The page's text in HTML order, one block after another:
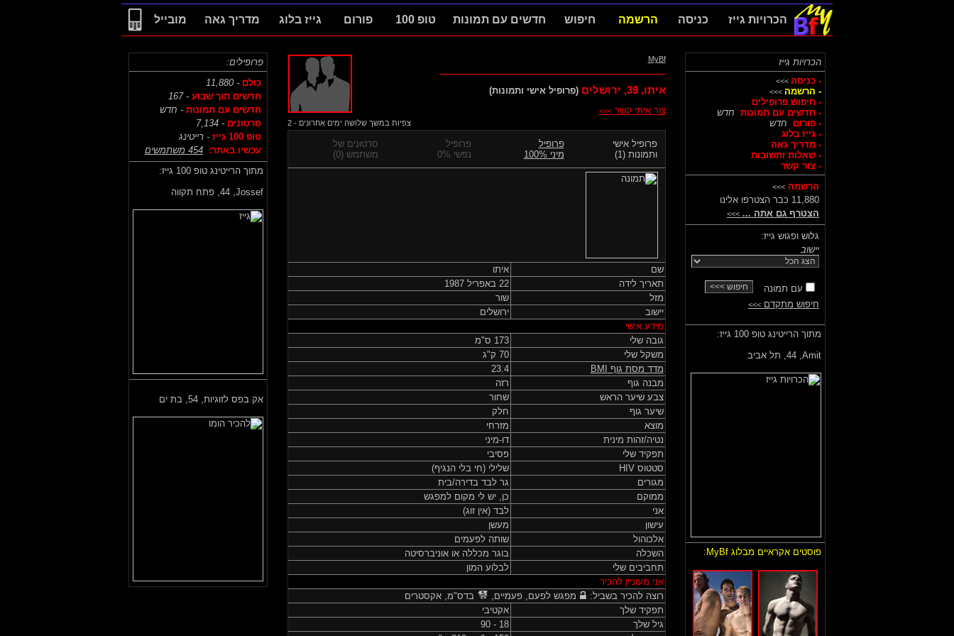
הכרויות גייז כניסה הרשמה חיפוש חדשים עם תמונות טופ 100 פורום גייז בלוג מדריך גאה מובייל
הכרויות גייז
- כניסה >>>
- הרשמה >>>
- חיפוש פרופילים
- חדשים עם תמונות חדש
- פורום
חדש
- גייז בלוג
- מדריך גאה
- שאלות ותשובות
- צור קשר
הרשמה >>>
11,880 כבר הצטרפו אלינו
הצטרף גם אתה ... >>>
גלוש ופגוש גייז:
יישוב
עם תמונה
חיפוש מתקדם >>>
מתוך הרייטינג טופ 100 גייז:
Amit, 44, תל אביב
פוסטים אקראיים מבלוג MyBf:
MyBf
איתו,39, ירושלים (פרופיל אישי ותמונות)
צור איתי קשר>>>
צפיות במשך שלושה ימים אחרונים - 2
פרופיל אישי
ותמונות (1)
פרופיל
מיני 100%
פרופיל
נפשי 0%
סרטונים של
משתמש (0)
שם
איתו
תאריך לידה
22 באפריל 1987
מזל
שור
יישוב
ירושלים
מידע אישי
גובה שלי
173 ס"מ
משקל שלי
70 ק"ג
מדד מסת גוף
BMI
23.4
מבנה גוף
רזה
צבע שיער הראש
שחור
שיער גוף
חלק
מוצא
מזרחי
נטיה/זהות מינית
דו-מיני
תפקיד שלי
פסיבי
סטטוס HIV
שלילי (חי בלי הנגיף)
מגורים
גר לבד בדירה/בית
ממוקם
כן, יש לי מקום למפגש
אני
לבד (אין זוג)
עישון
מעשן
אלכוהול
שותה לפעמים
השכלה
בוגר מכללה או אוניברסיטה
תחביבים שלי
לבלוע המון
אני מעוניין להכיר
רוצה להכיר בשביל:
מפגש לפעם, פעמיים,
בדס"מ, אקסטרים
תפקיד שלך
אקטיבי
גיל שלך
18 - 90
פרופילים:
כולם - 11,880
חדשים תוך שבוע - 167
חדשים עם תמונות - חדש
סרטונים - 7,134
טופ 100 גייז
- רייטינג
עכשיו באתר: 454 משתמשים
מתוך הרייטינג טופ 100 גייז:
Jossef, 44, פתח תקווה
אק בפס לזוגיות, 54, בת ים